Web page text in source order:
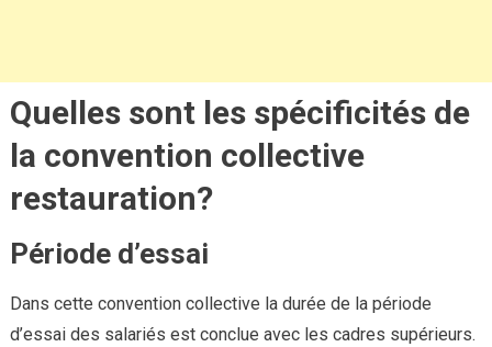
Quelles sont les spécificités de
la convention collective
restauration?
Période d’essai
Dans cette convention collective la durée de la période
d’essai des salariés est conclue avec les cadres supérieurs.